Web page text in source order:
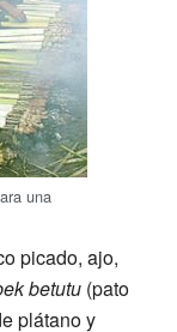
una
picado, ajo,
betutu (pato
plátano y